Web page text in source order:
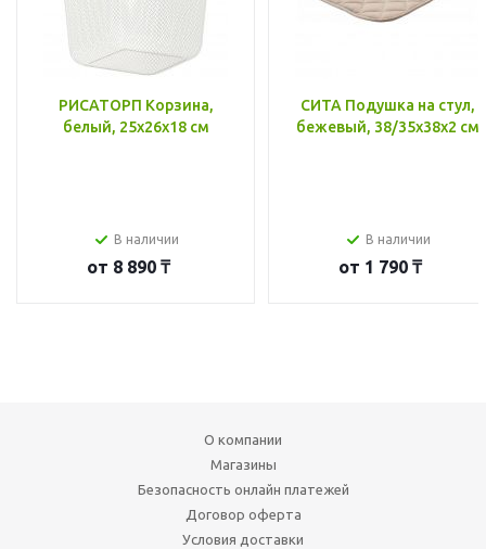
РИСАТОРП Корзина,
белый, 25x26x18 см
В наличии
от 8 890 ₸
СИТА Подушка на стул,
бежевый, 38/35x38x2 см
В наличии
от 1 790 ₸
О компании
Магазины
Безопасность онлайн платежей
Договор оферта
Условия доставки